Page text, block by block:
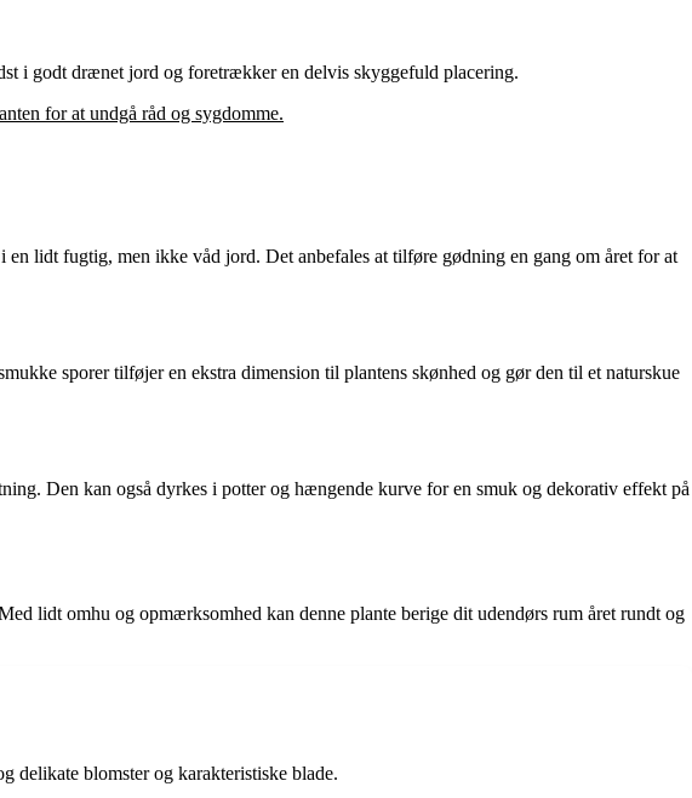
i godt drænet jord og foretrækker en delvis skyggefuld placering.
for at undgå råd og sygdomme.
lidt fugtig, men ikke våd jord. Det anbefales at tilføre gødning en gang om året for at
sporer tilføjer en ekstra dimension til plantens skønhed og gør den til et naturskue
Den kan også dyrkes i potter og hængende kurve for en smuk og dekorativ effekt på
lidt omhu og opmærksomhed kan denne plante berige dit udendørs rum året rundt og
delikate blomster og karakteristiske blade.